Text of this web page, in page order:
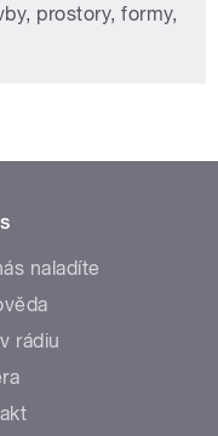
prostory, formy,
naladíte
rádiu